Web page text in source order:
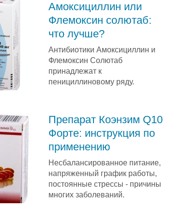
Амоксициллин или
Флемоксин солютаб:
что лучше?
Антибиотики Амоксициллин и
Флемоксин Солютаб
принадлежат к
пенициллиновому ряду.
Препарат Коэнзим Q10
Форте: инструкция по
применению
Несбалансированное питание,
напряженный график работы,
постоянные стрессы - причины
многих заболеваний.